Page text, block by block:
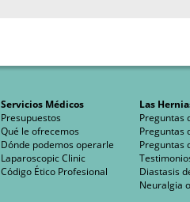
Servicios Médicos
Presupuestos
Qué le ofrecemos
Dónde podemos operarle
Laparoscopic Clinic
Código Ético Profesional
Las
Preguntas
Preguntas
Preguntas
Diastasis
Neuralgia